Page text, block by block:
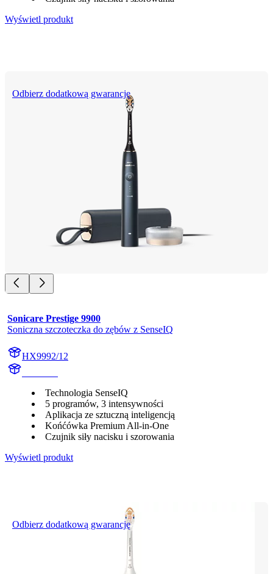
Wyświetl produkt
Odbierz dodatkową gwarancję
Sonicare Prestige 9900
Soniczna szczoteczka do zębów z SenseIQ
HX9992/12
Technologia SenseIQ
5 programów, 3 intensywności
Aplikacja ze sztuczną inteligencją
Końćówka Premium All-in-One
Czujnik siły nacisku i szorowania
Wyświetl produkt
Odbierz dodatkową gwarancję